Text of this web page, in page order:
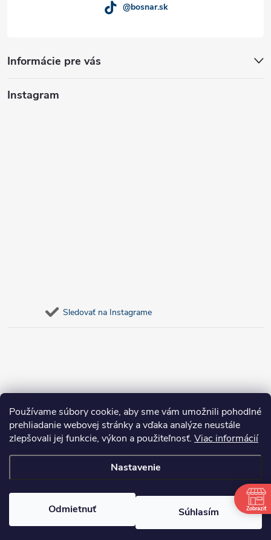
Používame súbory cookie, aby sme vám umožnili pohodlné
prehliadanie webovej stránky a vďaka analýze neustále
zlepšovali jej funkcie, výkon a použiteľnosť. Viac informácií
Nastavenie
Odmietnuť Súhlasím
Informácie pre vás
@bosnar.sk
Instagram
Sledovať na Instagrame
Upraviť nastavenie
cookies
Zobraziť